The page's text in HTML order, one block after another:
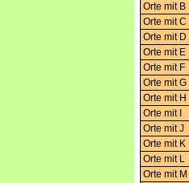
Orte mit B
Orte mit C
Orte mit D
Orte mit E
Orte mit F
Orte mit G
Orte mit H
Orte mit I
Orte mit J
Orte mit K
Orte mit L
Orte mit M